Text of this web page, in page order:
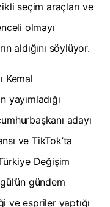
seçim araçları ve
olmayı
aldığını söylüyor.
Kemal
yayımladığı
adayı
ve TikTok’ta
Değişim
gündem
ve espriler yaptığı